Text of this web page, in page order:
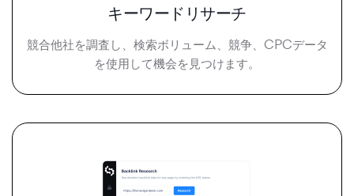
キーワードリサーチ
競合他社を調査し、検索ボリューム、競争、CPCデータ
を使用して機会を見つけます。